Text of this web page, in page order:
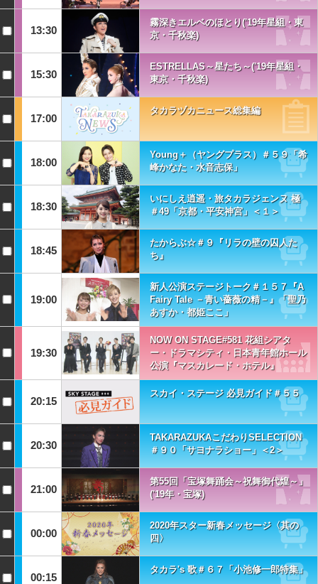
13:30
霧深きエルベのほとり('19年星組・東
京・千秋楽)
15:30
ESTRELLAS～星たち～('19年星組・
東京・千秋楽)
17:00
タカラヅカニュース総集編
18:00
Young＋（ヤングプラス）＃５９「希
峰かなた・水音志保」
18:30
いにしえ逍遥・旅タカラジェンヌ 極
＃49「京都・平安神宮」＜１＞
18:45
たからぶ☆＃９『リラの壁の囚人た
ち』
19:00
新人公演ステージトーク＃１５７『A
Fairy Tale －青い薔薇の精－』「聖乃
あすか・都姫ここ」
19:30
NOW ON STAGE#581 花組シアタ
ー・ドラマシティ・日本青年館ホール
公演『マスカレード・ホテル』
20:15
スカイ・ステージ 必見ガイド＃５５
20:30
TAKARAZUKAこだわりSELECTION
＃９０「サヨナラショー」＜2＞
21:00
第55回「宝塚舞踊会～祝舞御代煌～」
('19年・宝塚)
00:00
2020年スター新春メッセージ〈其の
四〉
00:15
タカラ's 歌＃６７「小池修一郎特集」